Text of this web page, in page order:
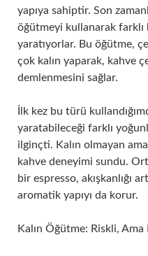
yapıya sahiptir. Son
öğütmeyi kullanarak farklı
yaratıyorlar. Bu öğütme,
çok kalın yaparak, kahve
demlenmesini sağlar.
İlk kez bu türü
yaratabileceği farklı
ilginçti. Kalın olmayan
kahve deneyimi sundu.
bir espresso, akışkanlığı
aromatik yapıyı da korur.
Kalın Öğütme: Riskli,